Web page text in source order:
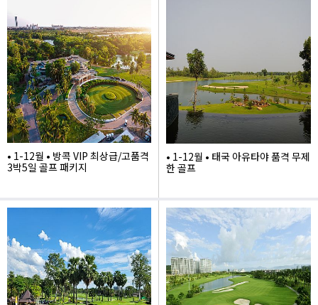
• 1-12월 • 방콕 VIP 최상급/고품격
3박5일 골프 패키지
1,930,000
• 1-12월 • 태국 아유타야 품격 무제
한 골프
979,000